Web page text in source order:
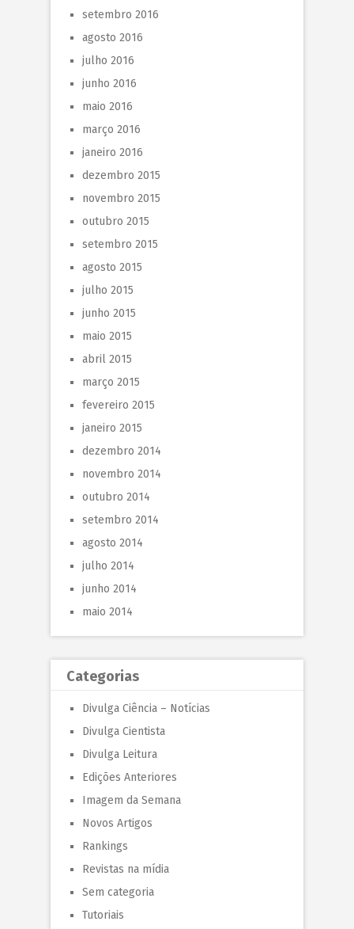
setembro 2016
agosto 2016
julho 2016
junho 2016
maio 2016
março 2016
janeiro 2016
dezembro 2015
novembro 2015
outubro 2015
setembro 2015
agosto 2015
julho 2015
junho 2015
maio 2015
abril 2015
março 2015
fevereiro 2015
janeiro 2015
dezembro 2014
novembro 2014
outubro 2014
setembro 2014
agosto 2014
julho 2014
junho 2014
maio 2014
Categorias
Divulga Ciência – Notícias
Divulga Cientista
Divulga Leitura
Edições Anteriores
Imagem da Semana
Novos Artigos
Rankings
Revistas na mídia
Sem categoria
Tutoriais